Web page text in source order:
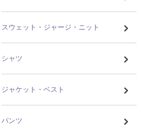
スウェット・ジャージ・ニット
シャツ
ジャケット・ベスト
パンツ